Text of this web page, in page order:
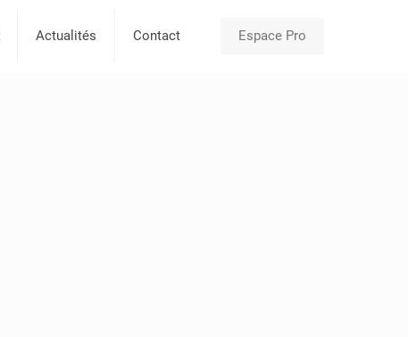
Actualités Contact Espace Pro